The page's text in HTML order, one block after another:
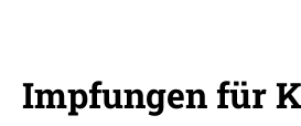
Impfungen für